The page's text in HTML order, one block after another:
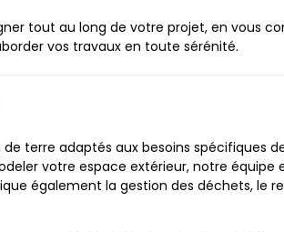
tout au long de votre projet, en vous
vos travaux en toute sérénité.
terre adaptés aux besoins spécifiques
votre espace extérieur, notre
également la gestion des déchets, le